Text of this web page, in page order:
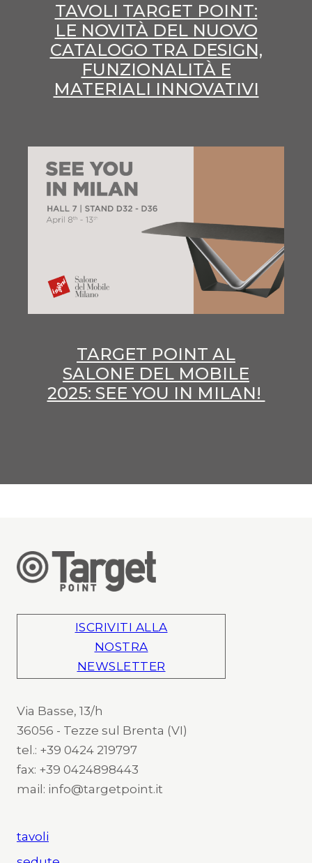
TAVOLI TARGET POINT:
LE NOVITÀ DEL NUOVO
CATALOGO TRA DESIGN,
FUNZIONALITÀ E
MATERIALI INNOVATIVI
TARGET POINT AL
SALONE DEL MOBILE
2025: SEE YOU IN MILAN!
ISCRIVITI ALLA
NOSTRA
NEWSLETTER
Via Basse, 13/h
36056 - Tezze sul Brenta (VI)
tel.: +39 0424 219797
fax: +39 0424898443
mail: info@targetpoint.it
tavoli